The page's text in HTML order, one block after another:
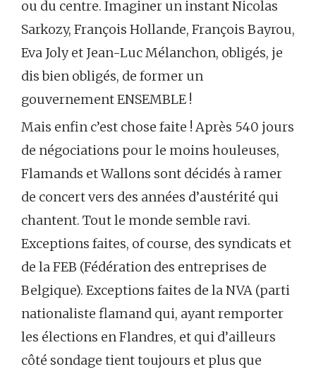
ou du centre. Imaginer un instant Nicolas
Sarkozy, François Hollande, François Bayrou,
Eva Joly et Jean-Luc Mélanchon, obligés, je
dis bien obligés, de former un
gouvernement ENSEMBLE !
Mais enfin c’est chose faite ! Après 540 jours
de négociations pour le moins houleuses,
Flamands et Wallons sont décidés à ramer
de concert vers des années d’austérité qui
chantent. Tout le monde semble ravi.
Exceptions faites, of course, des syndicats et
de la FEB (Fédération des entreprises de
Belgique). Exceptions faites de la NVA (parti
nationaliste flamand qui, ayant remporter
les élections en Flandres, et qui d’ailleurs
côté sondage tient toujours et plus que